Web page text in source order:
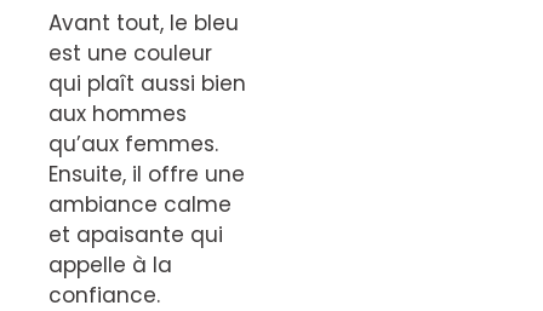
Avant tout, le bleu
est une couleur
qui plaît aussi bien
aux hommes
qu’aux femmes.
Ensuite, il offre une
ambiance calme
et apaisante qui
appelle à la
confiance.